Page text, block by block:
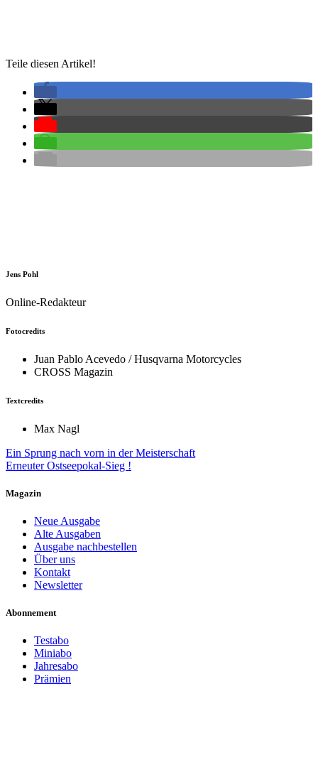
Teile diesen Artikel!
Jens Pohl
Online-Redakteur
Fotocredits
Juan Pablo Acevedo / Husqvarna Motorcycles
CROSS Magazin
Textcredits
Max Nagl
Beitragsnavigation
Ein Sprung nach vorn in der Meisterschaft
Erneuter Ostseepokal-Sieg !
Magazin
Neue Ausgabe
Alte Ausgaben
Ausgabe nachbestellen
Über uns
Kontakt
Newsletter
Abonnement
Testabo
Miniabo
Jahresabo
Prämien